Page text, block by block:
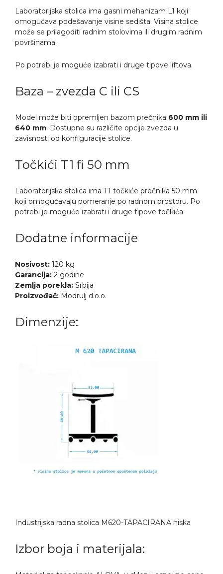
Laboratorijska stolica ima gasni mehanizam L1 koji
omogućava podešavanje visine sedišta. Visina stolice
može se prilagoditi radnim stolovima ili drugim radnim
površinama.
Po potrebi je moguće izabrati i druge tipove liftova.
Baza – zvezda C ili CS
Model može biti opremljen bazom prečnika 600 mm ili
640 mm. Dostupne su različite opcije zvezda u
zavisnosti od konfiguracije stolice.
Točkići T1 fi 50 mm
Laboratorijska stolica ima T1 točkiće prečnika 50 mm
koji omogućavaju pomeranje po radnom prostoru. Po
potrebi je moguće izabrati i druge tipove točkića.
Dodatne informacije
Nosivost: 120 kg
Garancija: 2 godine
Zemlja porekla: Srbija
Proizvođač: Modrulj d.o.o.
Dimenzije:
Industrijska radna stolica M620-TAPACIRANA niska
Izbor boja i materijala: